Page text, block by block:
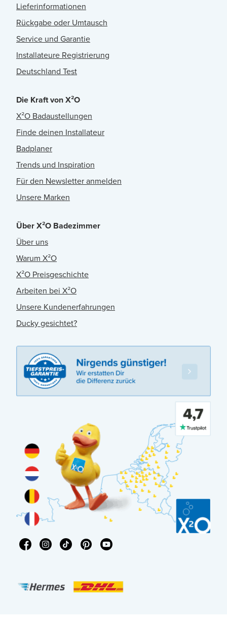
Lieferinformationen
Rückgabe oder Umtausch
Service und Garantie
Installateure Registrierung
Deutschland Test
Die Kraft von X²O
X²O Badaustellungen
Finde deinen Installateur
Badplaner
Trends und Inspiration
Für den Newsletter anmelden
Unsere Marken
Über X²O Badezimmer
Über uns
Warum X²O
X²O Preisgeschichte
Arbeiten bei X²O
Unsere Kundenerfahrungen
Ducky gesichtet?